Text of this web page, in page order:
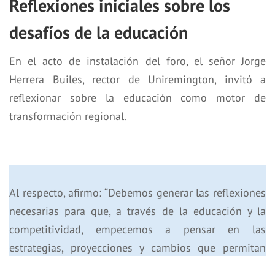
Reflexiones iniciales sobre los
desafíos de la educación
En el acto de instalación del foro, el señor Jorge
Herrera Builes, rector de Uniremington, invitó a
reflexionar sobre la educación como motor de
transformación regional.
Al respecto, afirmo: “Debemos generar las reflexiones
necesarias para que, a través de la educación y la
competitividad, empecemos a pensar en las
estrategias, proyecciones y cambios que permitan